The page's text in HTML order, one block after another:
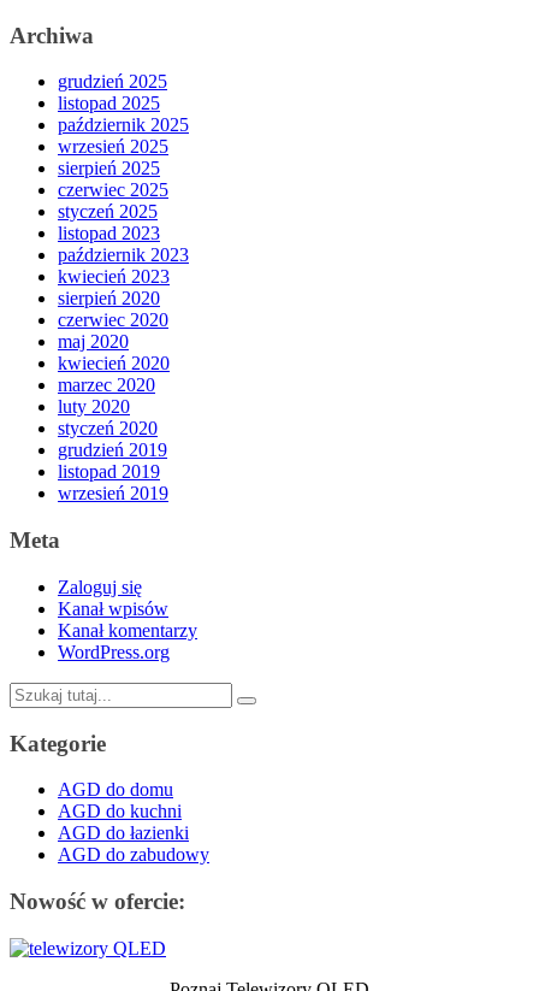
Archiwa
grudzień 2025
listopad 2025
październik 2025
wrzesień 2025
sierpień 2025
czerwiec 2025
styczeń 2025
listopad 2023
październik 2023
kwiecień 2023
sierpień 2020
czerwiec 2020
maj 2020
kwiecień 2020
marzec 2020
luty 2020
styczeń 2020
grudzień 2019
listopad 2019
wrzesień 2019
Meta
Zaloguj się
Kanał wpisów
Kanał komentarzy
WordPress.org
Szukaj:
Kategorie
AGD do domu
AGD do kuchni
AGD do łazienki
AGD do zabudowy
Nowość w ofercie: